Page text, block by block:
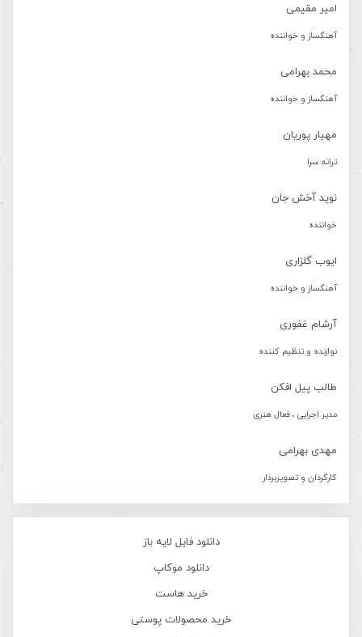
امیر مقیمی
آهنگساز و خواننده
محمد بهرامی
آهنگساز و خواننده
مهیار پوریان
ترانه سرا
نوید آخش جان
خواننده
ایوب گلزاری
آهنگساز و خواننده
آرشام غفوری
نوازنده و تنظیم کننده
طالب پیل افکن
مدیر اجرایی ، فعال هنری
مهدی بهرامی
کارگردان و تصویربردار
دانلود فایل لایه باز
دانلود موکاپ
خرید هاست
خرید محصولات پوستی